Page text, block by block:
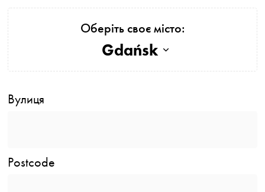
Оберіть своє місто:
Gdańsk
Вулиця
Postcode